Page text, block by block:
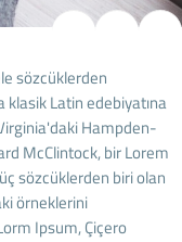
sözcüklerden
Latin edebiyatına
Hampden-
McClintock, bir Lorem
sözcüklerden biri olan
örneklerini
Ipsum, Çiçero